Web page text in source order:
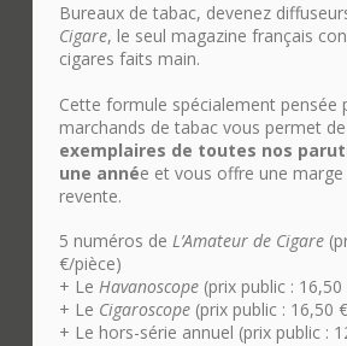
Bureaux de tabac, devenez
Cigare, le seul magazine français
cigares faits main.
Cette formule spécialement pensée
marchands de tabac vous permet
exemplaires de toutes nos
une année et vous offre une marge
revente.
5 numéros de L’Amateur de Cigare
€/pièce)
+ Le Havanoscope (prix public :
+ Le Cigaroscope(prix public : 16,50
+ Le hors-série annuel (prix public :